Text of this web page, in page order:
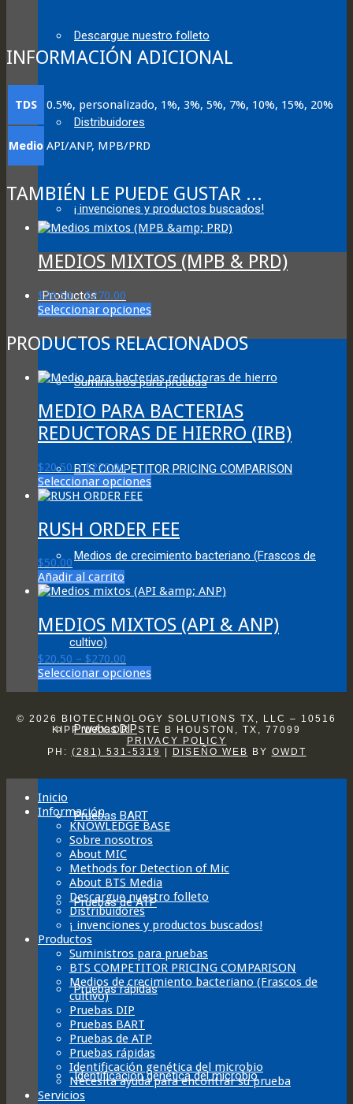
Descargue nuestro folleto
Distribuidores
¡ invenciones y productos buscados!
Productos
Suministros para pruebas
BTS COMPETITOR PRICING COMPARISON
Medios de crecimiento bacteriano (Frascos de
cultivo)
Pruebas DIP
Pruebas BART
Pruebas de ATP
Pruebas rápidas
Identificación genética del microbio
INFORMACIÓN ADICIONAL
TDS 0.5%, personalizado, 1%, 3%, 5%, 7%, 10%, 15%, 20%
Medio API/ANP, MPB/PRD
TAMBIÉN LE PUEDE GUSTAR ...
MEDIOS MIXTOS (MPB & PRD)
$20.50 – $270.00
range:
through
$270.00
Seleccionar opcionesThis
has
multiple
The
may
be
chosen
the
product
page
PRODUCTOS RELACIONADOS
MEDIO PARA BACTERIAS
REDUCTORAS DE HIERRO (IRB)
$20.50 – $270.00Price
range:
$20.50
$270.00
Seleccionar opcionesThis
multiple
variants.
The
options
be
on
the
page
RUSH ORDER FEE
$50.00
Añadir al carrito
MEDIOS MIXTOS (API & ANP)
$20.50 – $270.00
range:
$270.00
Seleccionar opcionesThis
multiple
variants.
The
options
the
product
© 2026 BIOTECHNOLOGY SOLUTIONS TX, LLC – 10516
KIPP WAY DR. STE B HOUSTON, TX, 77099
PRIVACY POLICY
PH: (281) 531-5319 DISEÑO WEB BY OWDT
Inicio
Información
KNOWLEDGE BASE
Sobre nosotros
About MIC
Methods for Detection of Mic
About BTS Media
Descargue nuestro folleto
Distribuidores
¡ invenciones y productos buscados!
Productos
Suministros para pruebas
BTS COMPETITOR PRICING COMPARISON
Medios de crecimiento bacteriano (Frascos de
cultivo)
Pruebas DIP
Pruebas BART
Pruebas de ATP
Pruebas rápidas
Identificación genética del microbio
Necesita ayuda para encontrar su prueba
Servicios